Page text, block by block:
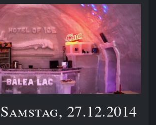
Samstag, 27.12.2014